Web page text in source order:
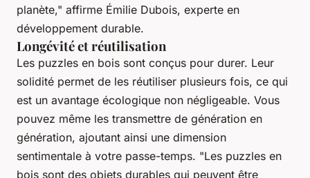
planète," affirme Émilie Dubois, experte en
développement durable.
Longévité et réutilisation
Les puzzles en bois sont conçus pour durer. Leur
solidité permet de les réutiliser plusieurs fois, ce qui
est un avantage écologique non négligeable. Vous
pouvez même les transmettre de génération en
génération, ajoutant ainsi une dimension
sentimentale à votre passe-temps. "Les puzzles en
bois sont des objets durables qui peuvent être